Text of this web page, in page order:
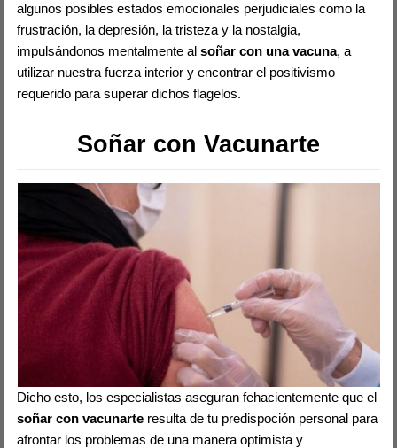
algunos posibles estados emocionales perjudiciales como la
frustración, la depresión, la tristeza y la nostalgia,
impulsándonos mentalmente alsoñar con una vacuna, a
utilizar nuestra fuerza interior y encontrar el positivismo
requerido para superar dichos flagelos.
Soñar con Vacunarte
Dicho esto, los especialistas aseguran fehacientemente que el
soñar con vacunarte resulta de tu predispoción personal para
afrontar los problemas de una manera optimista y